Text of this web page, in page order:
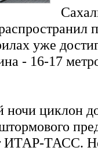
уже
- 16-17
ночи циклон
ИТАР-ТАСС.